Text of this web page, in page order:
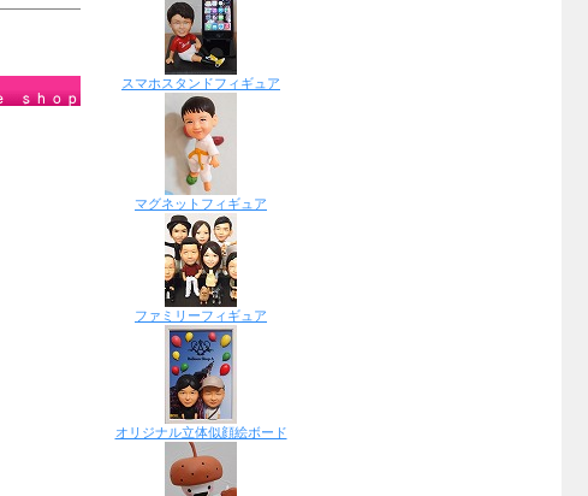
スマホスタンドフィギュア
マグネットフィギュア
ファミリーフィギュア
オリジナル立体似顔絵ボード